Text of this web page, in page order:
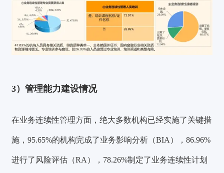
3）管理能力建设情况
在业务连续性管理方面，绝大多数机构已经实施了关键措
施，95.65%的机构完成了业务影响分析（BIA），86.96%
进行了风险评估（RA），78.26%制定了业务连续性计划